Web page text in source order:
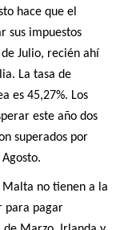
hace que el
sus impuestos
Julio, recién ahí
La tasa de
es 45,27%. Los
este año dos
superados por
no tienen a la
para pagar